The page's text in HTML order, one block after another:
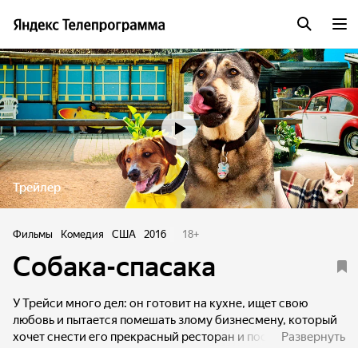
Трейлер
Фильмы Комедия США 2016 18+
Собака-спасака
У Трейси много дел: он готовит на кухне, ищет свою
любовь и пытается помешать злому бизнесмену, который
хочет снести его прекрасный ресторан и построить на его
Развернуть